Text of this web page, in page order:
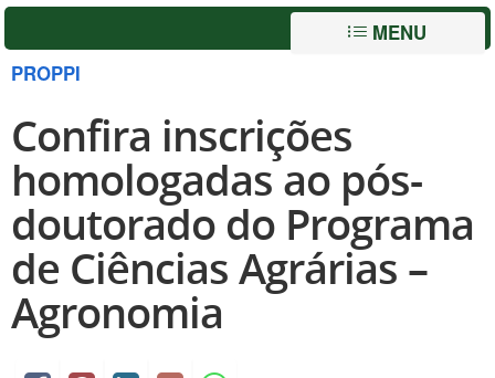
MENU
PROPPI
Confira inscrições
homologadas ao pós-
doutorado do Programa
de Ciências Agrárias –
Agronomia